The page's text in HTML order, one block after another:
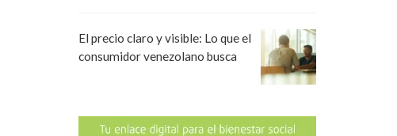
El precio claro y visible: Lo que el
consumidor venezolano busca